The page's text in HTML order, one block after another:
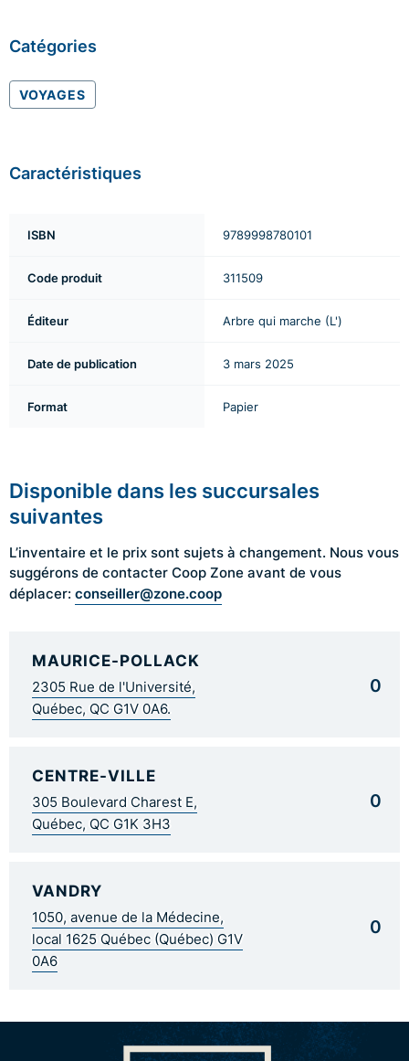
Catégories
VOYAGES
Caractéristiques
ISBN 9789998780101
Code produit 311509
Éditeur Arbre qui marche (L')
Date de publication 3 mars 2025
Format Papier
Disponible dans les succursales
suivantes
L’inventaire et le prix sont sujets à changement. Nous vous
suggérons de contacter Coop Zone avant de vous
déplacer: conseiller@zone.coop
MAURICE-POLLACK
2305 Rue de l'Université,
Québec, QC G1V 0A6.
0
CENTRE-VILLE
305 Boulevard Charest E,
Québec, QC G1K 3H3
0
VANDRY
1050, avenue de la Médecine,
local 1625 Québec (Québec) G1V
0A6
0